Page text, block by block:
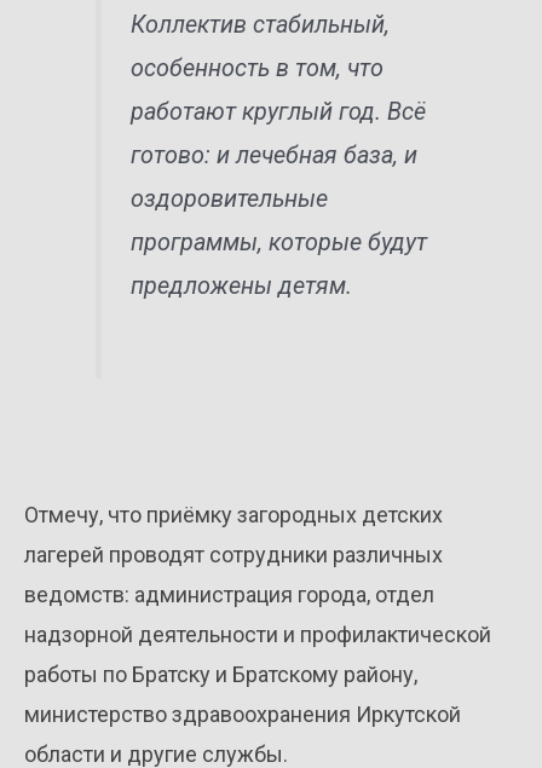
Коллектив стабильный,
особенность в том, что
работают круглый год. Всё
готово: и лечебная база, и
оздоровительные
программы, которые будут
предложены детям.
Отмечу, что приёмку загородных детских
лагерей проводят сотрудники различных
ведомств: администрация города, отдел
надзорной деятельности и профилактической
работы по Братску и Братскому району,
министерство здравоохранения Иркутской
области и другие службы.